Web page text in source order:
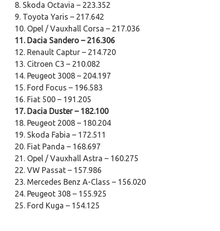
8. Skoda Octavia – 223.352
9. Toyota Yaris – 217.642
10. Opel / Vauxhall Corsa – 217.036
11. Dacia Sandero – 216.306
12. Renault Captur – 214.720
13. Citroen C3 – 210.082
14. Peugeot 3008 – 204.197
15. Ford Focus – 196.583
16. Fiat 500 – 191.205
17. Dacia Duster – 182.100
18. Peugeot 2008 – 180.204
19. Skoda Fabia – 172.511
20. Fiat Panda – 168.697
21. Opel / Vauxhall Astra – 160.275
22. VW Passat – 157.986
23. Mercedes Benz A-Class – 156.020
24. Peugeot 308 – 155.925
25. Ford Kuga – 154.125